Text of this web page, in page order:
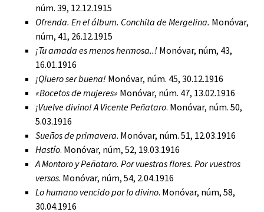
núm. 39, 12.12.1915
Ofrenda. En el álbum. Conchita de Mergelina. Monóvar,
núm, 41, 26.12.1915
¡Tu amada es menos hermosa..! Monóvar, núm, 43,
16.01.1916
¡Qiuero ser buena! Monóvar, núm. 45, 30.12.1916
«Bocetos de mujeres» Monóvar, núm. 47, 13.02.1916
¡Vuelve divino! A Vicente Peñataro. Monóvar, núm. 50,
5.03.1916
Sueños de primavera. Monóvar, núm. 51, 12.03.1916
Hastío. Monóvar, núm, 52, 19.03.1916
A Montoro y Peñataro. Por vuestras flores. Por vuestros
versos. Monóvar, núm, 54, 2.04.1916
Lo humano vencido por lo divino. Monóvar, núm, 58,
30.04.1916